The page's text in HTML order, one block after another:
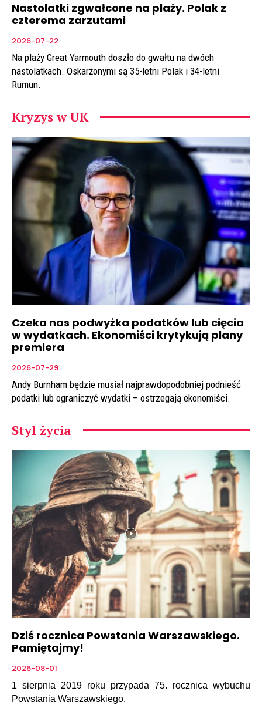
Nastolatki zgwałcone na plaży. Polak z
czterema zarzutami
2026-07-22
Na plaży Great Yarmouth doszło do gwałtu na dwóch
nastolatkach. Oskarżonymi są 35-letni Polak i 34-letni
Rumun.
Kryzys w UK
Czeka nas podwyżka podatków lub cięcia
w wydatkach. Ekonomiści krytykują plany
premiera
2026-07-29
Andy Burnham będzie musiał najprawdopodobniej podnieść
podatki lub ograniczyć wydatki – ostrzegają ekonomiści.
Styl życia
Dziś rocznica Powstania Warszawskiego.
Pamiętajmy!
2026-08-01
1 sierpnia 2019 roku przypada 75. rocznica wybuchu
Powstania Warszawskiego.